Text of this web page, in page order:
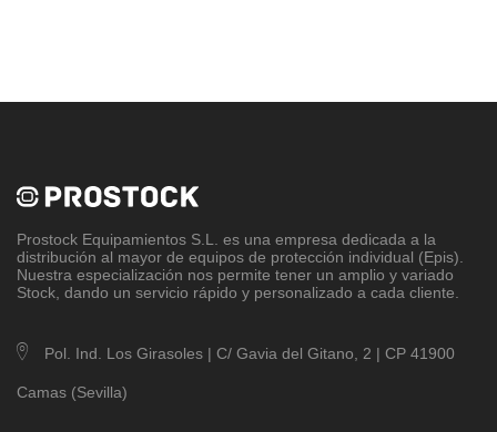
Prostock Equipamientos S.L
. es una empresa dedicada a la
distribución al mayor de equipos de protección individual (Epis).
Nuestra especialización nos permite tener un amplio y variado
Stock, dando un servicio rápido y personalizado a cada cliente.
Pol. Ind. Los Girasoles | C/ Gavia del Gitano, 2 | CP 41900
Camas (Sevilla)